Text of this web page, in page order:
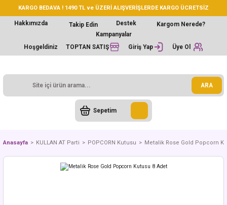
KARGO BEDAVA ! 1490 TL ve ÜZERİ ALIŞVERİŞLERDE KARGO ÜCRETSİZ
Hakkımızda Takip Edin Destek
Kargom Nerede?
Kampanyalar
Hoşgeldiniz
TOPTAN SATIŞ Giriş Yap Üye Ol
ARA
Sepetim
Anasayfa KULLAN AT Parti POPCORN Kutusu Metalik Rose Gold Popcorn